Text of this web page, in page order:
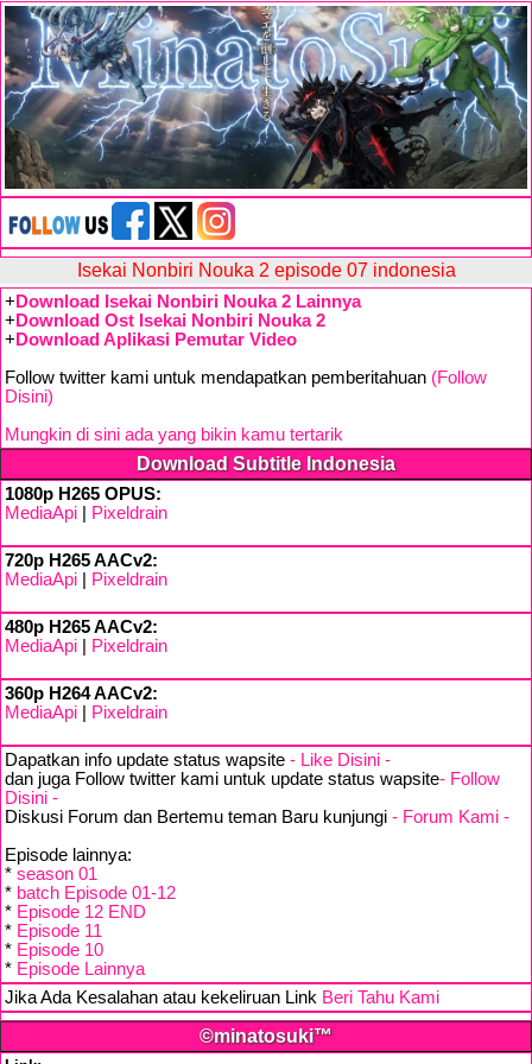
Isekai Nonbiri Nouka 2 episode 07 indonesia
+ Download Isekai Nonbiri Nouka 2 Lainnya
+ Download Ost Isekai Nonbiri Nouka 2
+ Download Aplikasi Pemutar Video
Follow twitter kami untuk mendapatkan pemberitahuan (Follow
Disini)
Mungkin di sini ada yang bikin kamu tertarik
Download Subtitle Indonesia
1080p H265 OPUS:
MediaApi
Pixeldrain
720p H265 AACv2:
MediaApi
Pixeldrain
480p H265 AACv2:
MediaApi
Pixeldrain
360p H264 AACv2:
MediaApi
Pixeldrain
Dapatkan info update status wapsite - Like Disini -
dan juga Follow twitter kami untuk update status wapsite- Follow
Disini -
Diskusi Forum dan Bertemu teman Baru kunjungi - Forum Kami -
Episode lainnya:
* season 01
* batch Episode 01-12
* Episode 12 END
* Episode 11
* Episode 10
* Episode Lainnya
Jika Ada Kesalahan atau kekeliruan Link Beri Tahu Kami
©minatosuki™